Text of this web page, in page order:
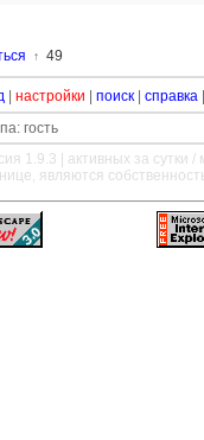
↑ 49
настройки поиск справка
гость
1.9.3 | активных за сутки /
являются
——————————